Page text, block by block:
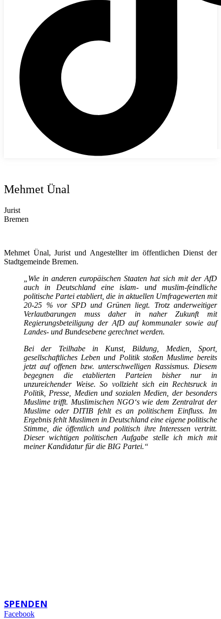
Mehmet Ünal
Jurist
Bremen
Mehmet Ünal, Jurist und Angestellter im öffentlichen Dienst der
Stadtgemeinde Bremen.
„Wie in anderen europäischen Staaten hat sich mit der AfD
auch in Deutschland eine islam- und muslim-feindliche
politische Partei etabliert, die in aktuellen Umfragewerten mit
20-25 % vor SPD und Grünen liegt. Trotz anderweitiger
Verlautbarungen muss daher in naher Zukunft mit
Regierungsbeteiligung der AfD auf kommunaler sowie auf
Landes- und Bundesebene gerechnet werden.
Bei der Teilhabe in Kunst, Bildung, Medien, Sport,
gesellschaftliches Leben und Politik stoßen Muslime bereits
jetzt auf offenen bzw. unterschwelligen Rassismus. Diesem
begegnen die etablierten Parteien bisher nur in
unzureichender Weise. So vollzieht sich ein Rechtsruck in
Politik, Presse, Medien und sozialen Medien, der besonders
Muslime trifft. Muslimischen NGO‘s wie dem Zentralrat der
Muslime oder DITIB fehlt es an politischem Einfluss. Im
Ergebnis fehlt Muslimen in Deutschland eine eigene politische
Stimme, die öffentlich und politisch ihre Interessen vertritt.
Dieser wichtigen politischen Aufgabe stelle ich mich mit
meiner Kandidatur für die BIG Partei.“
SPENDEN
Facebook